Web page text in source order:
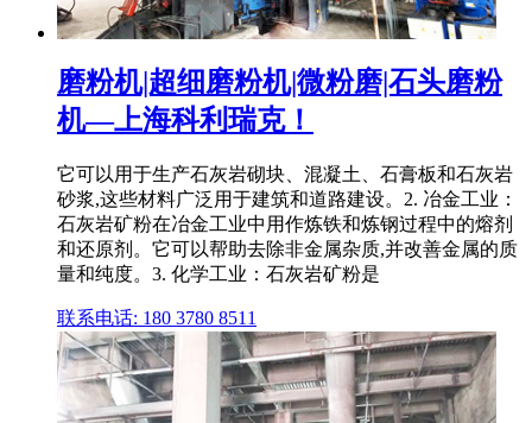
磨粉机|超细磨粉机|微粉磨|石头磨粉
机—上海科利瑞克！
它可以用于生产石灰岩砌块、混凝土、石膏板和石灰岩
砂浆,这些材料广泛用于建筑和道路建设。2. 冶金工业：
石灰岩矿粉在冶金工业中用作炼铁和炼钢过程中的熔剂
和还原剂。它可以帮助去除非金属杂质,并改善金属的质
量和纯度。3. 化学工业：石灰岩矿粉是
联系电话: 180 3780 8511